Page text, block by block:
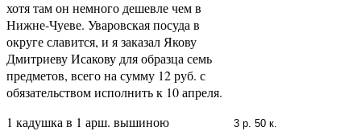
хотя там он немного дешевле чем в
Нижне-Чуеве. Уваровская посуда в
округе славится, и я заказал Якову
Дмитриеву Исакову для образца семь
предметов, всего на сумму 12 руб. с
обязательством исполнить к 10 апреля.
1 кадушка в 1 арш. вышиною
3 р. 50 к.